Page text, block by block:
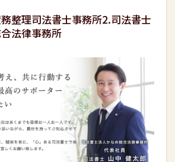
整理司法書士事務所2.司法書士
法律事務所